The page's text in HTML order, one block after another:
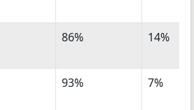
met
86% 14%
93% 7%